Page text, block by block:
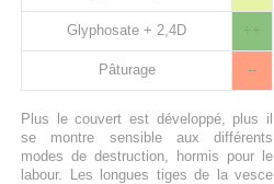
Glyphosate + 2,4D ++
Pâturage --
Plus le couvert est développé, plus il
se montre sensible aux différents
modes de destruction, hormis pour le
labour. Les longues tiges de la vesce